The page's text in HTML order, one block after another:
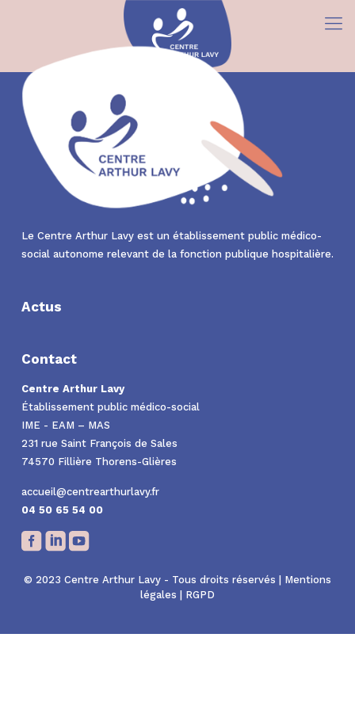
Le Centre Arthur Lavy est un établissement public médico-
social autonome relevant de la fonction publique hospitalière.
Actus
Contact
Centre Arthur Lavy
Établissement public médico-social
IME - EAM – MAS
231 rue Saint François de Sales
74570 Fillière Thorens-Glières
accueil@centrearthurlavy.fr
04 50 65 54 00
© 2023 Centre Arthur Lavy - Tous droits réservés | Mentions
légales | RGPD